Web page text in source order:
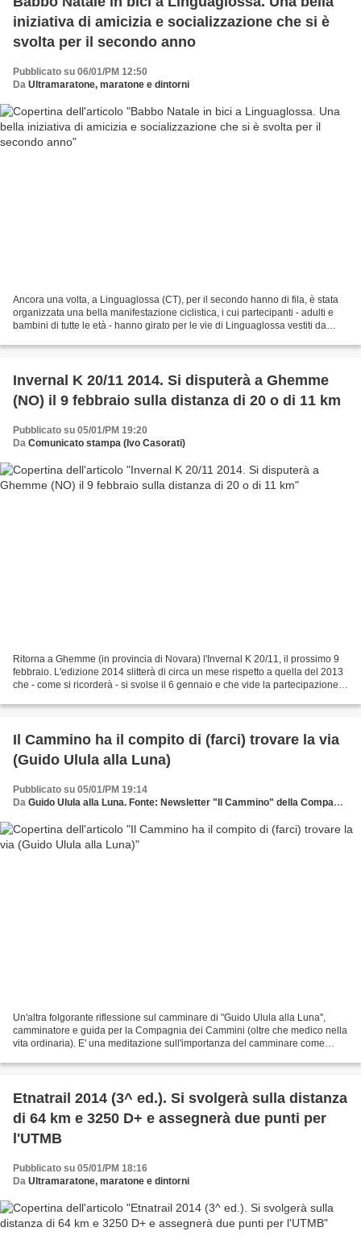
iniziativa di amicizia e socializzazione che si è
svolta per il secondo anno
Pubblicato su 06/01/PM 12:50
Da Ultramaratone, maratone e dintorni
Ancora una volta, a Linguaglossa (CT), per il secondo hanno di fila, è stata
organizzata una bella manifestazione ciclistica, i cui partecipanti - adulti e
bambini di tutte le età - hanno girato per le vie di Linguaglossa vestiti da
Invernal K 20/11 2014. Si disputerà a Ghemme
(NO) il 9 febbraio sulla distanza di 20 o di 11 km
Pubblicato su 05/01/PM 19:20
Da Comunicato stampa (Ivo Casorati)
Ritorna a Ghemme (in provincia di Novara) l'Invernal K 20/11, il prossimo 9
febbraio. L'edizione 2014 slitterà di circa un mese rispetto a quella del 2013
che - come si ricorderà - si svolse il 6 gennaio e che vide la partecipazione
Il Cammino ha il compito di (farci) trovare la via
(Guido Ulula alla Luna)
Pubblicato su 05/01/PM 19:14
Da Guido Ulula alla Luna. Fonte: Newsletter "Il Cammino" della Compagnia dei Cammini - Ultramaratone, maratone e dintorni
Un'altra folgorante riflessione sul camminare di "Guido Ulula alla Luna",
camminatore e guida per la Compagnia dei Cammini (oltre che medico nella
vita ordinaria). E' una meditazione sull'importanza del camminare come
Etnatrail 2014 (3^ ed.). Si svolgerà sulla distanza
di 64 km e 3250 D+ e assegnerà due punti per
l'UTMB
Pubblicato su 05/01/PM 18:16
Da Ultramaratone, maratone e dintorni